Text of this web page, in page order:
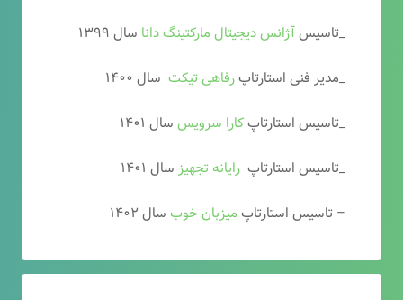
_تاسیسآژانس دیجیتال مارکتینگ دانا سال ۱۳۹۹
_مدیر فنی استارتاپرفاهی تیکت سال ۱۴۰۰
_تاسیس استارتاپکارا سرویس سال ۱۴۰۱
_تاسیس استارتاپ رایانه تجهیز سال ۱۴۰۱
– تاسیس استارتاپ میزبان خوب سال ۱۴۰۲